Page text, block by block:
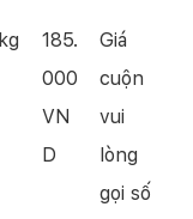
185.
000
VN
D
Giá
cuộn
vui
lòng
gọi số